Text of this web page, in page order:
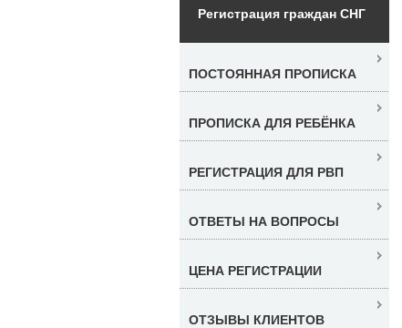
Регистрация граждан СНГ
ПОСТОЯННАЯ ПРОПИСКА
ПРОПИСКА ДЛЯ РЕБЁНКА
РЕГИСТРАЦИЯ ДЛЯ РВП
ОТВЕТЫ НА ВОПРОСЫ
ЦЕНА РЕГИСТРАЦИИ
ОТЗЫВЫ КЛИЕНТОВ